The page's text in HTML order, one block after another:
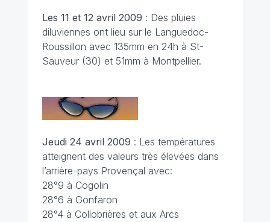
Les 11 et 12 avril 2009 : Des pluies
diluviennes ont lieu sur le Languedoc-
Roussillon avec 135mm en 24h à St-
Sauveur (30) et 51mm à Montpellier.
Jeudi 24 avril 2009 : Les températures
atteignent des valeurs très élevées dans
l’arrière-pays Provençal avec:
28°9 à Cogolin
28°6 à Gonfaron
28°4 à Collobrières et aux Arcs